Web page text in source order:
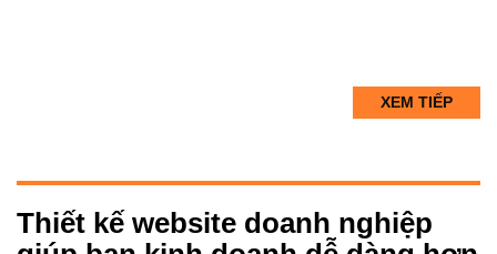
XEM TIẾP
Thiết kế website doanh nghiệp